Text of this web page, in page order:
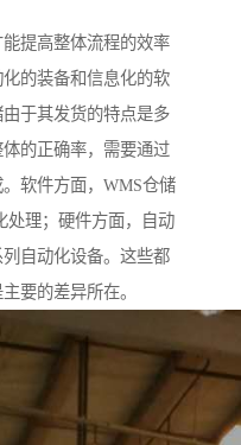
提高整体流程的效率
的装备和信息化的软
于其发货的特点是多
的正确率，需要通过
软件方面，WMS仓储
处理；硬件方面，自动
自动化设备。这些都
要的差异所在。